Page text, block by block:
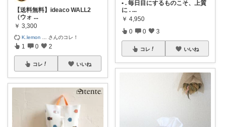
【送料無料】ideaco WALL2
（ウォ ...
￥ 3,300
K.lemon さんのコレ！
1 0 2
コレ いいね
• . 毎日目にするものこそ、上質
に . ...
￥ 4,950
0 0 3
コレ いいね